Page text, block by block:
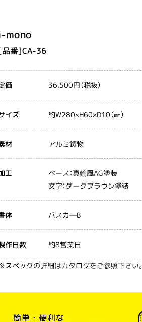
mono
番]CA-36
価 36,500円（税抜）
イズ 約W280×H60×D10（㎜）
材 アルミ鋳物
工 ベース：真鍮風AG塗装
文字：ダークブラウン塗装
体 バスカ―B
作日数 約8営業日
スペックの詳細はカタログをご参照下さい。